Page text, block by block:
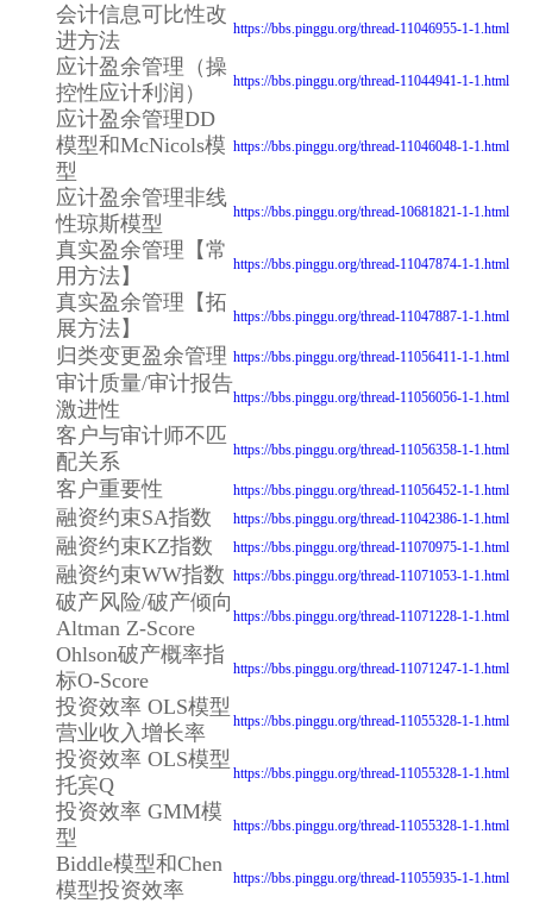
会计信息可比性改
进方法
https://bbs.pinggu.org/thread-11046955-1-1.html
应计盈余管理（操
控性应计利润）
https://bbs.pinggu.org/thread-11044941-1-1.html
应计盈余管理DD
模型和McNicols模
型
https://bbs.pinggu.org/thread-11046048-1-1.html
应计盈余管理非线
性琼斯模型
https://bbs.pinggu.org/thread-10681821-1-1.html
真实盈余管理【常
用方法】
https://bbs.pinggu.org/thread-11047874-1-1.html
真实盈余管理【拓
展方法】
https://bbs.pinggu.org/thread-11047887-1-1.html
归类变更盈余管理 https://bbs.pinggu.org/thread-11056411-1-1.html
审计质量/审计报告
激进性
https://bbs.pinggu.org/thread-11056056-1-1.html
客户与审计师不匹
配关系
https://bbs.pinggu.org/thread-11056358-1-1.html
客户重要性 https://bbs.pinggu.org/thread-11056452-1-1.html
融资约束SA指数 https://bbs.pinggu.org/thread-11042386-1-1.html
融资约束KZ指数 https://bbs.pinggu.org/thread-11070975-1-1.html
融资约束WW指数 https://bbs.pinggu.org/thread-11071053-1-1.html
破产风险/破产倾向
Altman Z-Score
https://bbs.pinggu.org/thread-11071228-1-1.html
Ohlson破产概率指
标O-Score
https://bbs.pinggu.org/thread-11071247-1-1.html
投资效率 OLS模型
营业收入增长率
https://bbs.pinggu.org/thread-11055328-1-1.html
投资效率 OLS模型
托宾Q
https://bbs.pinggu.org/thread-11055328-1-1.html
投资效率 GMM模
型
https://bbs.pinggu.org/thread-11055328-1-1.html
Biddle模型和Chen
模型投资效率
https://bbs.pinggu.org/thread-11055935-1-1.html